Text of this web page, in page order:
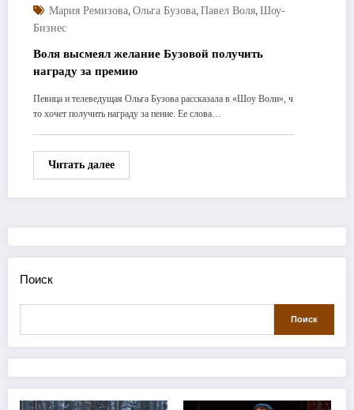
Мария Ремизова, Ольга Бузова, Павел Воля, Шоу-
Бизнес
Воля высмеял желание Бузовой получить
награду за премию
Певица и телеведущая Ольга Бузова рассказала в «Шоу Воли», ч
то хочет получить награду за пение. Ее слова…
Читать далее
Поиск
Поиск